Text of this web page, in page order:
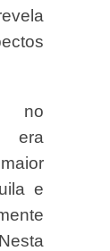
no
era
e